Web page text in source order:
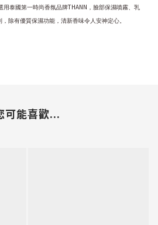
用泰國第一時尚香氛品牌THANN ，臉部保濕噴霧、乳
除有優質保濕功能，清新香味令人安神定心。
可能喜歡...